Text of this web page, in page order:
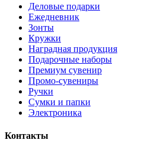
Деловые подарки
Ежедневник
Зонты
Кружки
Наградная продукция
Подарочные наборы
Премиум сувенир
Промо-сувениры
Ручки
Сумки и папки
Электроника
Контакты